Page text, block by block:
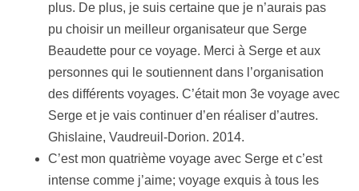
plus. De plus, je suis certaine que je n’aurais pas
pu choisir un meilleur organisateur que Serge
Beaudette pour ce voyage. Merci à Serge et aux
personnes qui le soutiennent dans l’organisation
des différents voyages. C’était mon 3e voyage avec
Serge et je vais continuer d’en réaliser d’autres.
Ghislaine, Vaudreuil-Dorion. 2014.
C’est mon quatrième voyage avec Serge et c’est
intense comme j’aime; voyage exquis à tous les